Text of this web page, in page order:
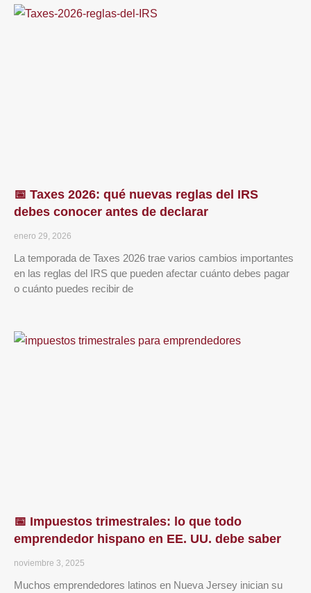
📅 Taxes 2026: qué nuevas reglas del IRS
debes conocer antes de declarar
enero 29, 2026
La temporada de Taxes 2026 trae varios cambios importantes
en las reglas del IRS que pueden afectar cuánto debes pagar
o cuánto puedes recibir de
📅 Impuestos trimestrales: lo que todo
emprendedor hispano en EE. UU. debe saber
noviembre 3, 2025
Muchos emprendedores latinos en Nueva Jersey inician su